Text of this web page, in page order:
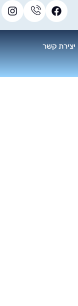
יצירת קשר